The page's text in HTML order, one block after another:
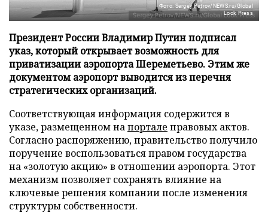
Фото: Sergey Petrov/NEWS.ru/Global
Look Press
Президент России Владимир Путин подписал
указ, который открывает возможность для
приватизации аэропорта Шереметьево. Этим же
документом аэропорт выводится из перечня
стратегических организаций.
Соответствующая информация содержится в
указе, размещенном напортале правовых актов.
Согласно распоряжению, правительство получило
поручение воспользоваться правом государства
на «золотую акцию» в отношении аэропорта. Этот
механизм позволяет сохранять влияние на
ключевые решения компании после изменения
структуры собственности.